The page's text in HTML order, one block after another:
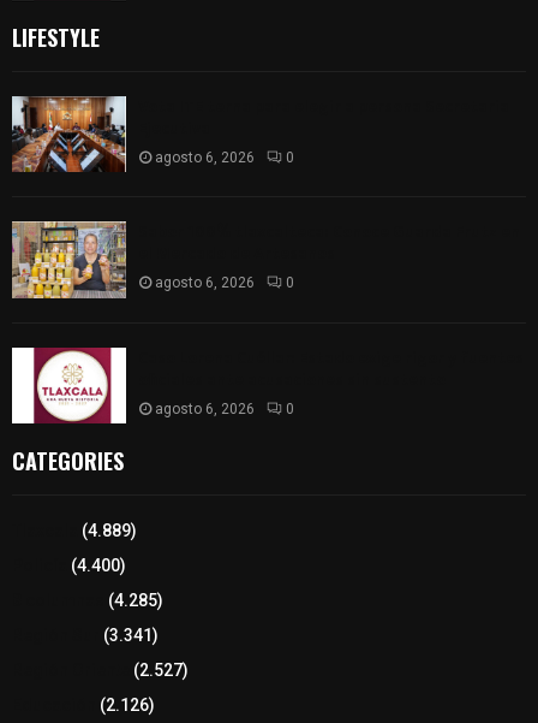
LIFESTYLE
agosto 6, 2026 0
agosto 6, 2026 0
agosto 6, 2026 0
CATEGORIES
(4.889)
(4.400)
(4.285)
(3.341)
(2.527)
(2.126)